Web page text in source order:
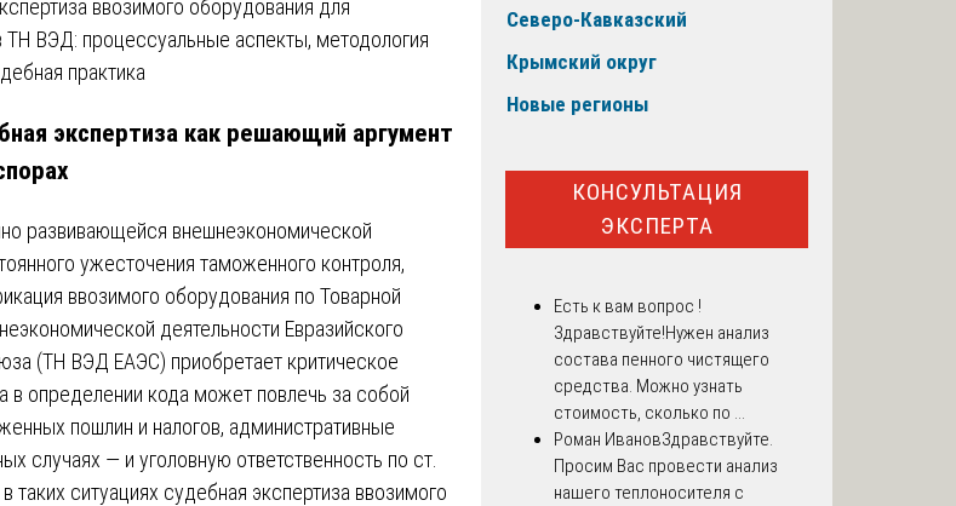
экспертиза как решающий аргумент
развивающейся внешнеэкономической
ужесточения таможенного контроля,
ввозимого оборудования по Товарной
деятельности Евразийского
(ТН ВЭД ЕАЭС) приобретает критическое
в определении кода может повлечь за собой
пошлин и налогов, административные
случаях — и уголовную ответственность по ст.
ситуациях судебная экспертиза ввозимого
Северо-Кавказский
Крымский округ
Новые регионы
КОНСУЛЬТАЦИЯ
ЭКСПЕРТА
Есть к вам вопрос !
Здравствуйте!Нужен анализ
состава пенного чистящего
средства. Можно узнать
стоимость, сколько по ...
Роман ИвановЗдравствуйте.
Просим Вас провести анализ
нашего теплоносителя с